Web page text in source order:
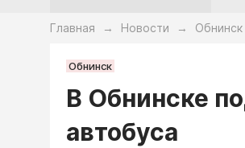
Главная → Новости → Обнинск
Обнинск
В Обнинске
автобуса